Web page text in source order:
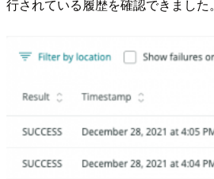
行されている履歴を確認できました。